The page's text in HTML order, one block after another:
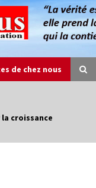
de chez nous
croissance